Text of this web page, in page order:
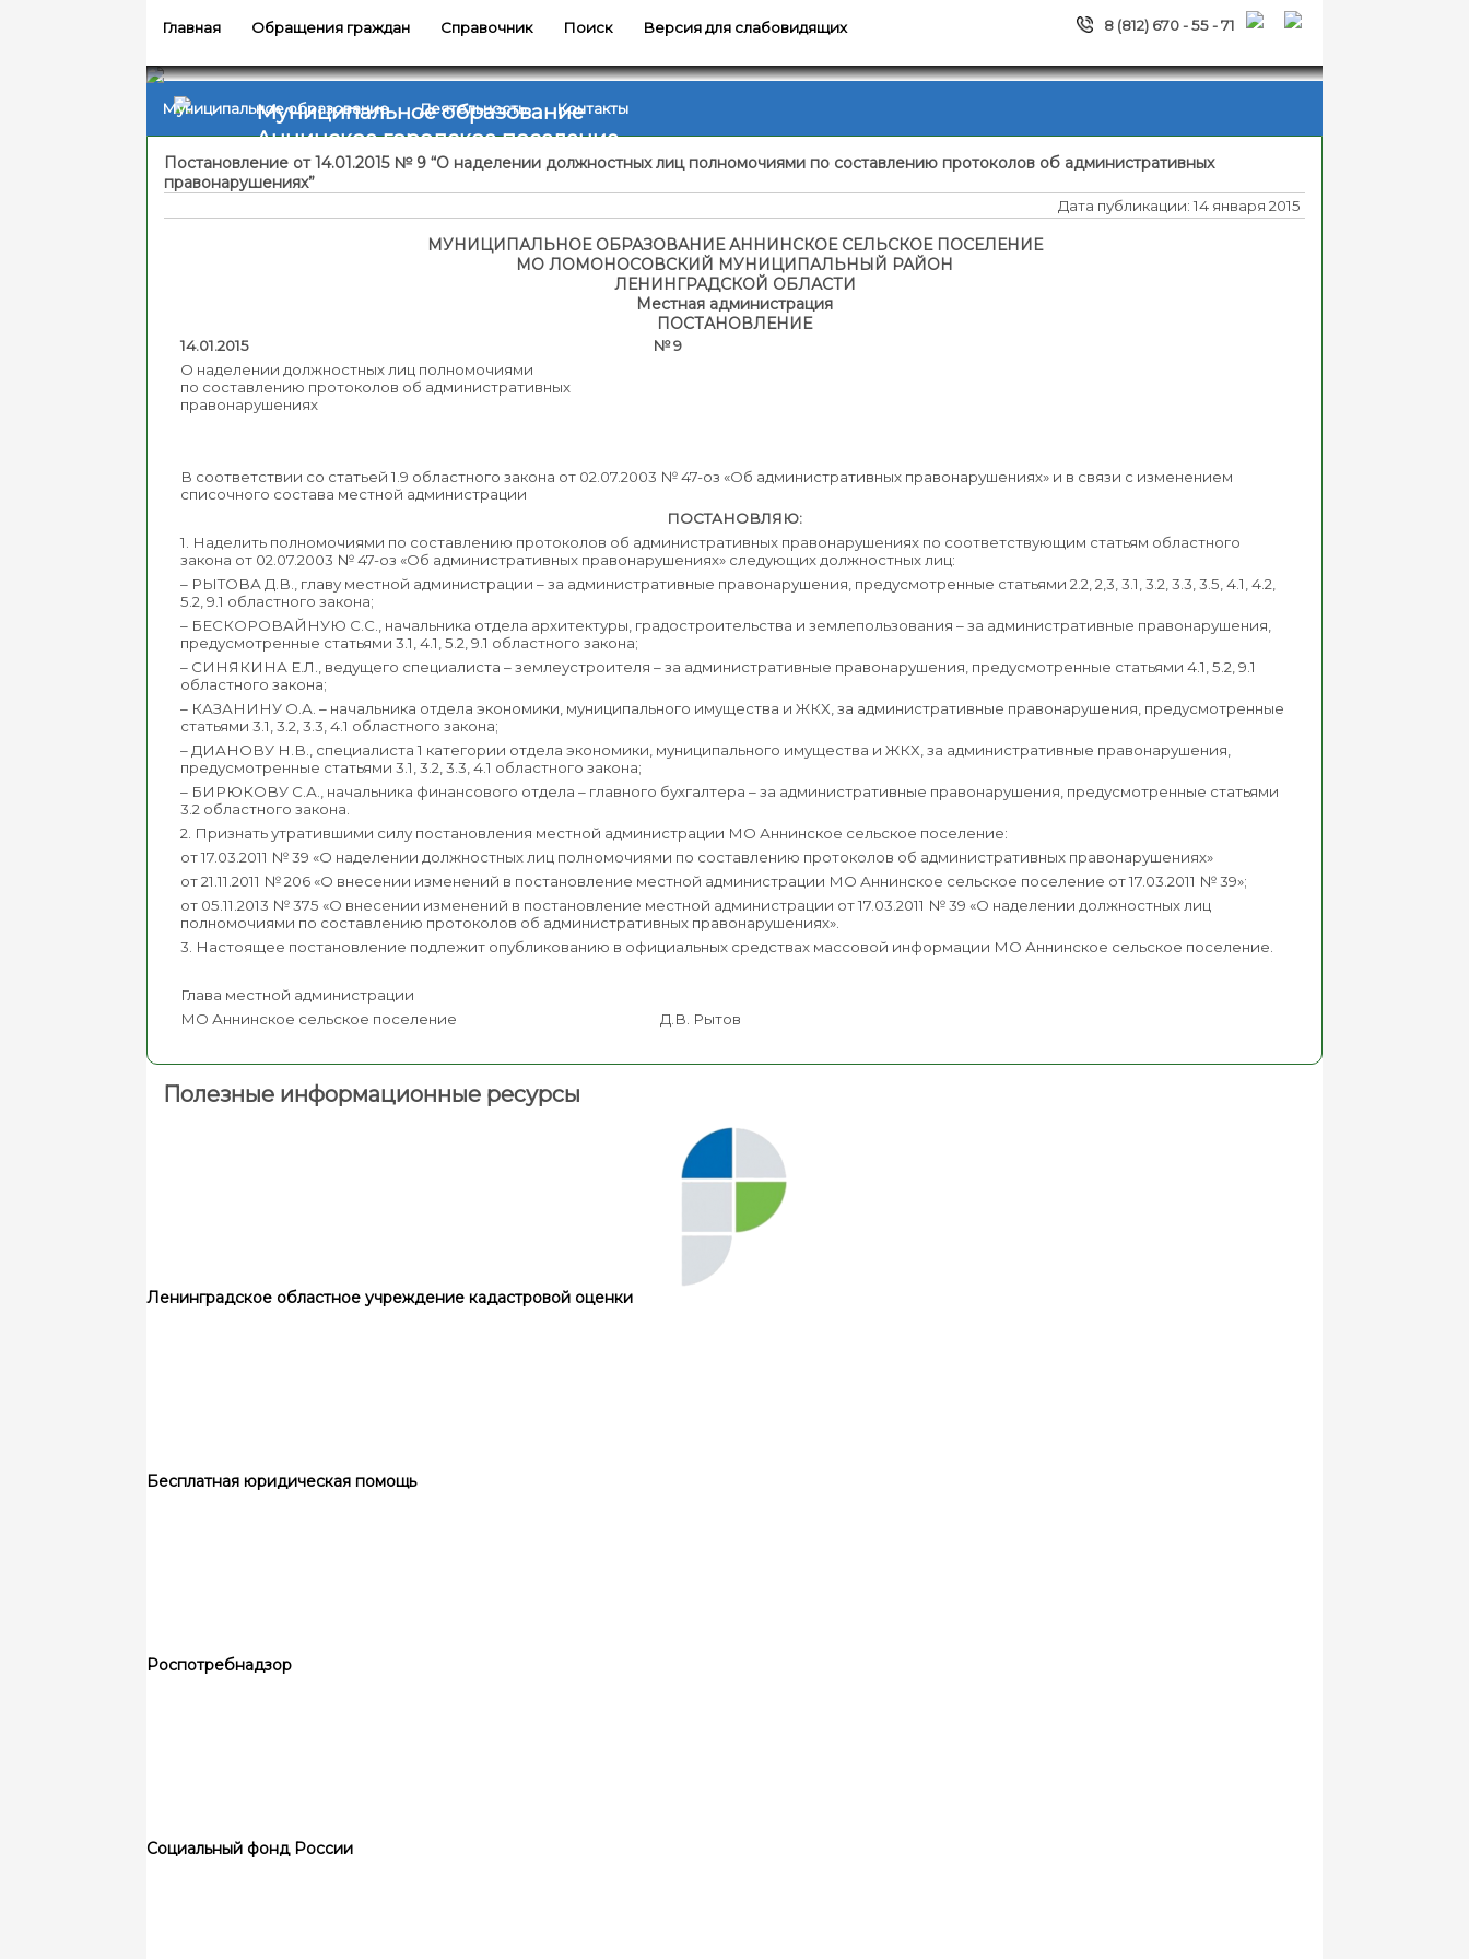
Главная Обращения граждан Справочник Поиск Версия для слабовидящих 8 (812) 670 - 55 - 71
Муниципальное образование
Аннинское городское поселение
Муниципальное образование Деятельность Контакты
Постановление от 14.01.2015 № 9 “О наделении должностных лиц полномочиями по составлению протоколов об административных
правонарушениях”
Дата публикации: 14 января 2015
МУНИЦИПАЛЬНОЕ ОБРАЗОВАНИЕ АННИНСКОЕ СЕЛЬСКОЕ ПОСЕЛЕНИЕ
МО ЛОМОНОСОВСКИЙ МУНИЦИПАЛЬНЫЙ РАЙОН
ЛЕНИНГРАДСКОЙ ОБЛАСТИ
Местная администрация
ПОСТАНОВЛЕНИЕ
14.01.2015 № 9
О наделении должностных лиц полномочиями
по составлению протоколов об административных
правонарушениях
В соответствии со статьей 1.9 областного закона от 02.07.2003 № 47-оз «Об административных правонарушениях» и в связи с изменением
списочного состава местной администрации
ПОСТАНОВЛЯЮ:
1. Наделить полномочиями по составлению протоколов об административных правонарушениях по соответствующим статьям областного
закона от 02.07.2003 № 47-оз «Об административных правонарушениях» следующих должностных лиц:
– РЫТОВА Д.В., главу местной администрации – за административные правонарушения, предусмотренные статьями 2.2, 2,3, 3.1, 3.2, 3.3, 3.5, 4.1, 4.2,
5.2, 9.1 областного закона;
– БЕСКОРОВАЙНУЮ С.С., начальника отдела архитектуры, градостроительства и землепользования – за административные правонарушения,
предусмотренные статьями 3.1, 4.1, 5.2, 9.1 областного закона;
– СИНЯКИНА Е.Л., ведущего специалиста – землеустроителя – за административные правонарушения, предусмотренные статьями 4.1, 5.2, 9.1
областного закона;
– КАЗАНИНУ О.А. – начальника отдела экономики, муниципального имущества и ЖКХ, за административные правонарушения, предусмотренные
статьями 3.1, 3.2, 3.3, 4.1 областного закона;
– ДИАНОВУ Н.В., специалиста 1 категории отдела экономики, муниципального имущества и ЖКХ, за административные правонарушения,
предусмотренные статьями 3.1, 3.2, 3.3, 4.1 областного закона;
– БИРЮКОВУ С.А., начальника финансового отдела – главного бухгалтера – за административные правонарушения, предусмотренные статьями
3.2 областного закона.
2. Признать утратившими силу постановления местной администрации МО Аннинское сельское поселение:
от 17.03.2011 № 39 «О наделении должностных лиц полномочиями по составлению протоколов об административных правонарушениях»
от 21.11.2011 № 206 «О внесении изменений в постановление местной администрации МО Аннинское сельское поселение от 17.03.2011 № 39»;
от 05.11.2013 № 375 «О внесении изменений в постановление местной администрации от 17.03.2011 № 39 «О наделении должностных лиц
полномочиями по составлению протоколов об административных правонарушениях».
3. Настоящее постановление подлежит опубликованию в официальных средствах массовой информации МО Аннинское сельское поселение.
Глава местной администрации
МО Аннинское сельское поселение Д.В. Рытов
Полезные информационные ресурсы
Ленинградское областное учреждение кадастровой оценки
Бесплатная юридическая помощь
Роспотребнадзор
Социальный фонд России